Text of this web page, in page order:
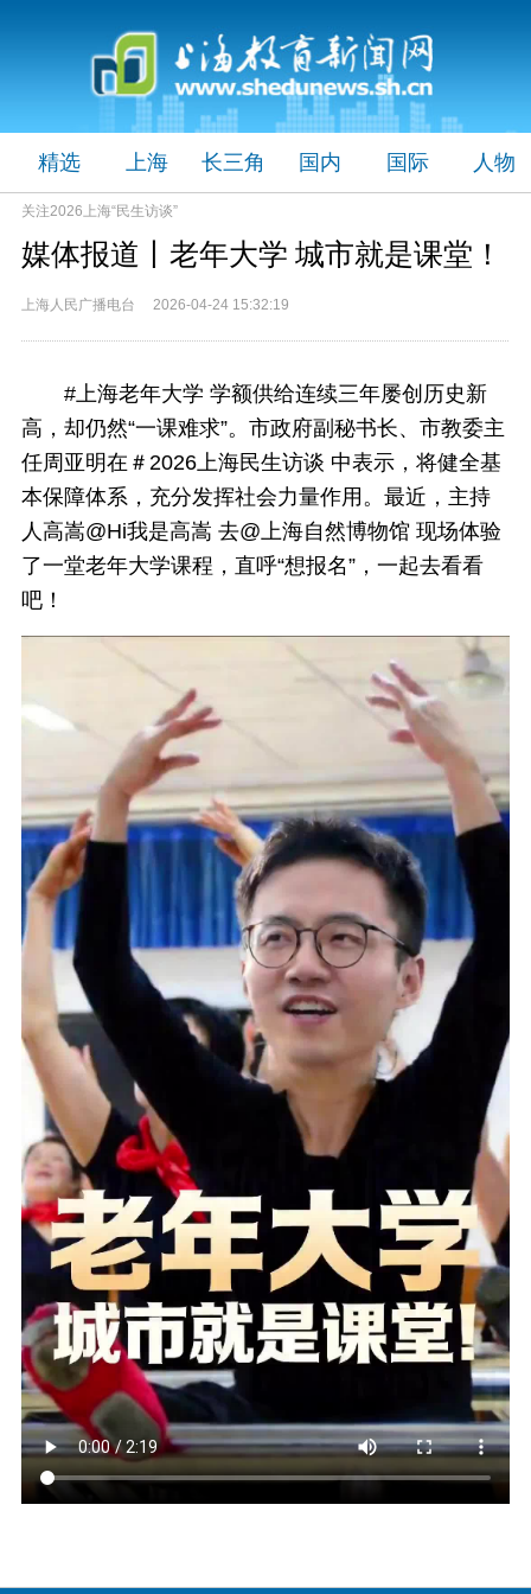
精选 上海 长三角 国内 国际 人物
关注2026上海“民生访谈”
媒体报道丨老年大学 城市就是课堂！
上海人民广播电台 2026-04-24 15:32:19
#上海老年大学 学额供给连续三年屡创历史新
高，却仍然“一课难求”。市政府副秘书长、市教委主
任周亚明在＃2026上海民生访谈 中表示，将健全基
本保障体系，充分发挥社会力量作用。最近，主持
人高嵩@Hi我是高嵩 去@上海自然博物馆 现场体验
了一堂老年大学课程，直呼“想报名”，一起去看看
吧！